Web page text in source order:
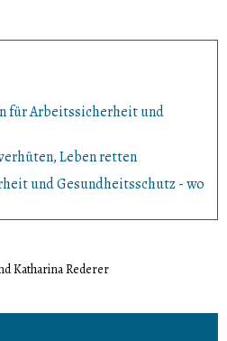
für Arbeitssicherheit und
Leben retten
und Gesundheitsschutz - wo
Katharina Rederer